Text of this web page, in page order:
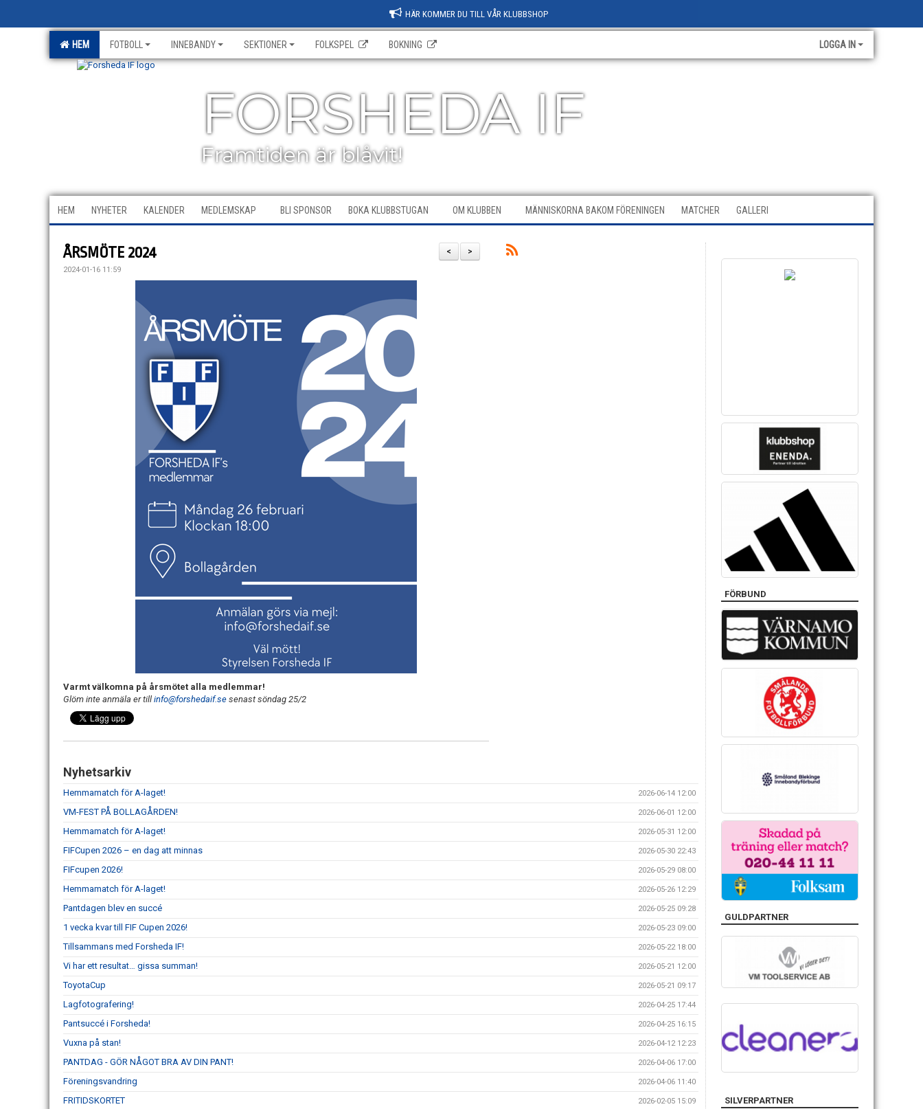
HÄR KOMMER DU TILL VÅR KLUBBSHOP
HEM FOTBOLL INNEBANDY SEKTIONER FOLKSPEL BOKNING LOGGA IN
FORSHEDA IF
Framtiden är blåvit!
HEM NYHETER KALENDER MEDLEMSKAP BLI SPONSOR BOKA KLUBBSTUGAN OM KLUBBEN MÄNNISKORNA BAKOM FÖRENINGEN MATCHER GALLERI
>
<
ÅRSMÖTE 2024
2024-01-16 11:59
Varmt välkomna på årsmötet alla medlemmar!
Glöm inte anmäla er till info@forshedaif.se senast söndag 25/2
Nyhetsarkiv
Hemmamatch för A-laget! 2026-06-14 12:00
VM-FEST PÅ BOLLAGÅRDEN! 2026-06-01 12:00
Hemmamatch för A-laget! 2026-05-31 12:00
FIFCupen 2026 – en dag att minnas 2026-05-30 22:43
FIFcupen 2026! 2026-05-29 08:00
Hemmamatch för A-laget! 2026-05-26 12:29
Pantdagen blev en succé 2026-05-25 09:28
1 vecka kvar till FIF Cupen 2026! 2026-05-23 09:00
Tillsammans med Forsheda IF! 2026-05-22 18:00
Vi har ett resultat… gissa summan! 2026-05-21 12:00
ToyotaCup 2026-05-21 09:17
Lagfotografering! 2026-04-25 17:44
Pantsuccé i Forsheda! 2026-04-25 16:15
Vuxna på stan! 2026-04-12 12:23
PANTDAG - GÖR NÅGOT BRA AV DIN PANT! 2026-04-06 17:00
Föreningsvandring 2026-04-06 11:40
FRITIDSKORTET 2026-02-05 15:09
FÖRBUND
GULDPARTNER
SILVERPARTNER